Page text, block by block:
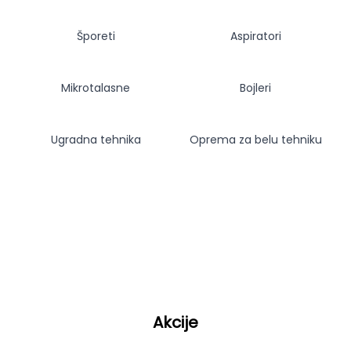
Šporeti Aspiratori
Mikrotalasne Bojleri
Ugradna tehnika Oprema za belu tehniku
Akcije